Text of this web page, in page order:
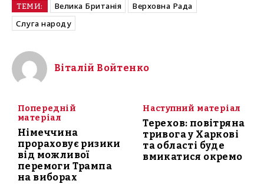
ТЕМИ: Велика Британія
Верховна Рада
Слуга народу
Віталій Войтенко
Попередній
матеріал
Німеччина
прораховує ризики
від можливої
перемоги Трампа
на виборах
Наступний матеріал
Терехов: повітряна
тривога у Харкові
та області буде
вмикатися окремо